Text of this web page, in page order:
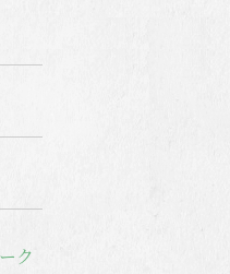
ク